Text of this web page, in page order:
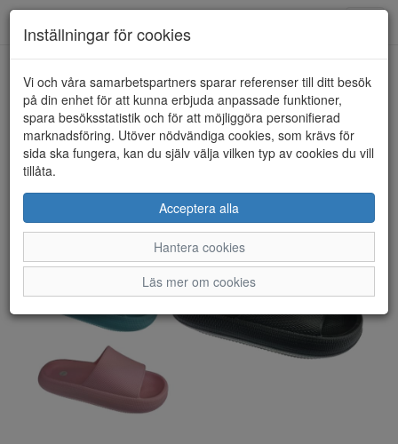
HEM NONAME
Inställningar för cookies
Vi och våra samarbetspartners sparar referenser till ditt besök
på din enhet för att kunna erbjuda anpassade funktioner,
spara besöksstatistik och för att möjliggöra personifierad
marknadsföring. Utöver nödvändiga cookies, som krävs för
sida ska fungera, kan du själv välja vilken typ av cookies du vill
tillåta.
Acceptera alla
Hantera cookies
Läs mer om cookies